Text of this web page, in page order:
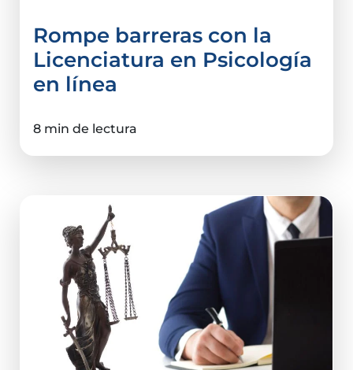
Rompe barreras con la
Licenciatura en Psicología
en línea
8 min de lectura